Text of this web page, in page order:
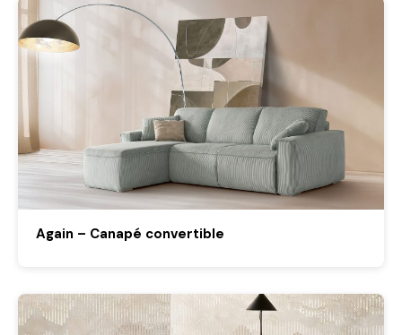
Again – Canapé convertible